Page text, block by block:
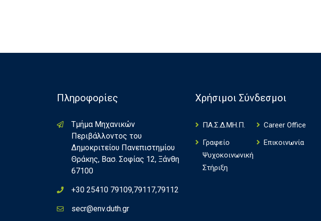
Πληροφορίες
Τμήμα Μηχανικών
Περιβάλλοντος του
Δημοκριτείου Πανεπιστημίου
Θράκης, Βασ. Σοφίας 12, Ξάνθη
67100
+30 25410 79109,79117,79112
secr@env.duth.gr
Χρήσιμοι Σύνδεσμοι
ΠΑ.Σ.Δ.ΜΗ.Π.
Career Office
Γραφείο
Ψυχοκοινωνική
Στήριξη
Επικοινωνία